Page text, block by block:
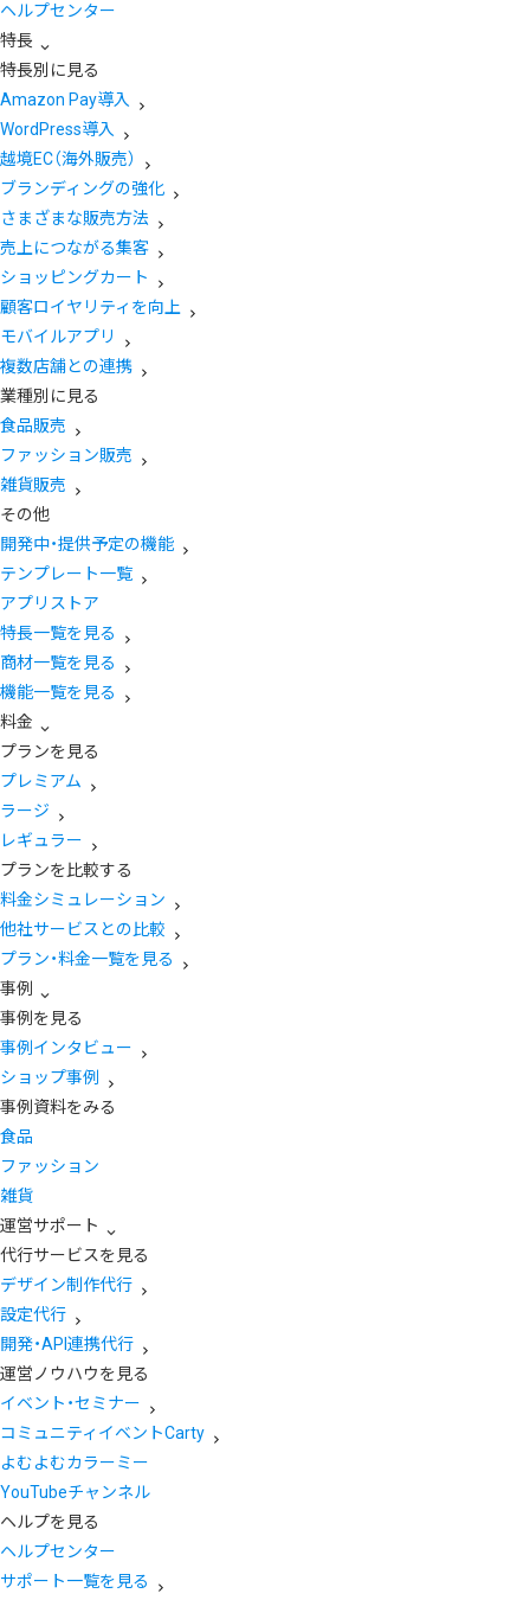
ヘルプセンター
特長
特長別に見る
Amazon Pay導入
WordPress導入
越境EC（海外販売）
ブランディングの強化
さまざまな販売方法
売上につながる集客
ショッピングカート
顧客ロイヤリティを向上
モバイルアプリ
複数店舗との連携
業種別に見る
食品販売
ファッション販売
雑貨販売
その他
開発中・提供予定の機能
テンプレート一覧
アプリストア
特長一覧を見る
商材一覧を見る
機能一覧を見る
料金
プランを見る
プレミアム
ラージ
レギュラー
プランを比較する
料金シミュレーション
他社サービスとの比較
プラン・料金一覧を見る
事例
事例を見る
事例インタビュー
ショップ事例
事例資料をみる
食品
ファッション
雑貨
運営サポート
代行サービスを見る
デザイン制作代行
設定代行
開発・API連携代行
運営ノウハウを見る
イベント・セミナー
コミュニティイベントCarty
よむよむカラーミー
YouTubeチャンネル
ヘルプを見る
ヘルプセンター
サポート一覧を見る